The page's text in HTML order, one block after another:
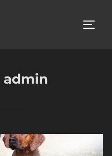
admin